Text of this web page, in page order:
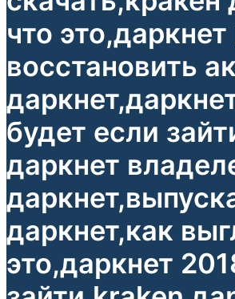
что
восстановить
будет если
даркнет
даркнет,как
это,даркнет